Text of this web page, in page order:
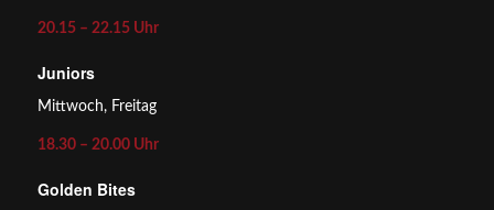
20.15 – 22.15 Uhr
Juniors
Mittwoch, Freitag
18.30 – 20.00 Uhr
Golden Bites